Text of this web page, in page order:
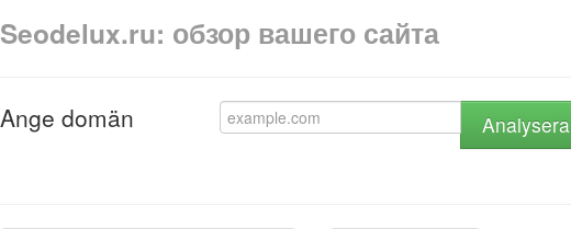
Seodelux.ru: обзор вашего сайта
Ange domän Analysera